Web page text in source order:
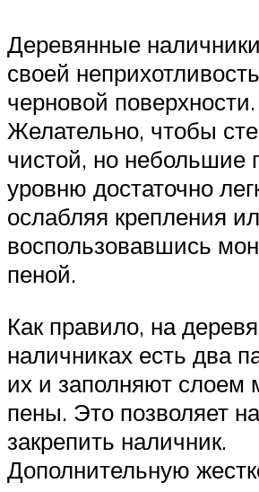
Деревянные
своей
черновой поверхности.
Желательно, чтобы
чистой, но небольшие
уровню достаточно
ослабляя крепления
воспользовавшись
пеной.
Как правило, на
наличниках есть два
их и заполняют слоем
пены. Это позволяет
закрепить наличник.
Дополнительную